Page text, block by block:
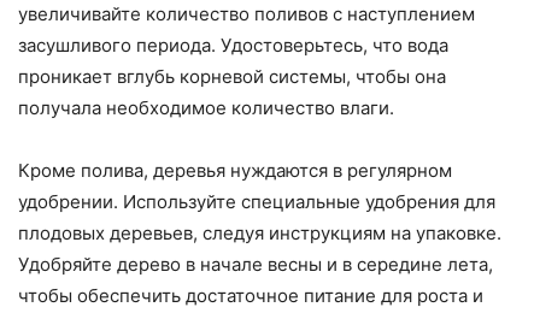
увеличивайте количество поливов с наступлением
засушливого периода. Удостоверьтесь, что вода
проникает вглубь корневой системы, чтобы она
получала необходимое количество влаги.
Кроме полива, деревья нуждаются в регулярном
удобрении. Используйте специальные удобрения для
плодовых деревьев, следуя инструкциям на упаковке.
Удобряйте дерево в начале весны и в середине лета,
чтобы обеспечить достаточное питание для роста и